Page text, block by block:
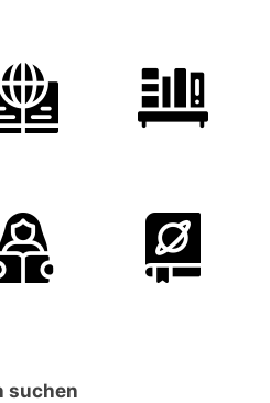
suchen